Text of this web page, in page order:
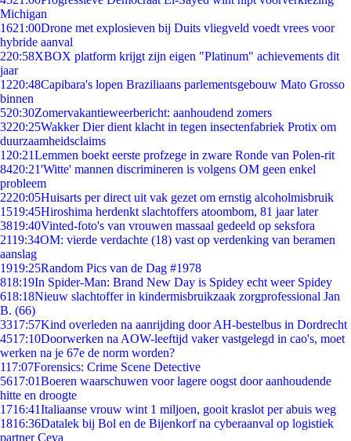
Michigan
1621:00Drone met explosieven bij Duits vliegveld voedt vrees voor
hybride aanval
220:58XBOX platform krijgt zijn eigen "Platinum" achievements dit
jaar
1220:48Capibara's lopen Braziliaans parlementsgebouw Mato Grosso
binnen
520:30Zomervakantieweerbericht: aanhoudend zomers
3220:25Wakker Dier dient klacht in tegen insectenfabriek Protix om
duurzaamheidsclaims
1 20:21Lemmen boekt eerste profzege in zware Ronde van Polen-rit
8420:21'Witte' mannen discrimineren is volgens OM geen enkel
probleem
2220:05Huisarts per direct uit vak gezet om ernstig alcoholmisbruik
1519:45Hiroshima herdenkt slachtoffers atoombom, 81 jaar later
3819:40Vinted-foto's van vrouwen massaal gedeeld op seksfora
2119:34OM: vierde verdachte (18) vast op verdenking van beramen
aanslag
1919:25Random Pics van de Dag #1978
818:19In Spider-Man: Brand New Day is Spidey echt weer Spidey
618:18Nieuw slachtoffer in kindermisbruikzaak zorgprofessional Jan
B. (66)
3317:57Kind overleden na aanrijding door AH-bestelbus in Dordrecht
4517:10Doorwerken na AOW-leeftijd vaker vastgelegd in cao's, moet
werken na je 67e de norm worden?
117:07Forensics: Crime Scene Detective
5617:01Boeren waarschuwen voor lagere oogst door aanhoudende
hitte en droogte
1716:41Italiaanse vrouw wint 1 miljoen, gooit kraslot per abuis weg
1816:36Datalek bij Bol en de Bijenkorf na cyberaanval op logistiek
partner Ceva